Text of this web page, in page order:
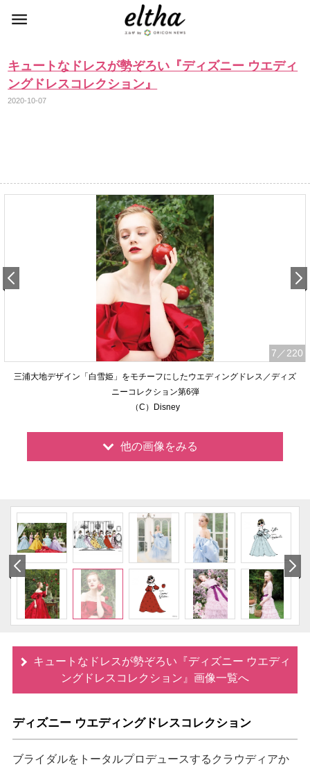
キュートなドレスが勢ぞろい『ディズニー ウエディ
ングドレスコレクション』
2020-10-07
7 ／220
三浦大地デザイン「白雪姫」をモチーフにしたウエディングドレス／ディズ
ニーコレクション第6弾
（C）Disney
他の画像をみる
キュートなドレスが勢ぞろい『ディズニー ウエディ
ングドレスコレクション』画像一覧へ
ディズニー ウエディングドレスコレクション
ブライダルをトータルプロデュースするクラウディアか